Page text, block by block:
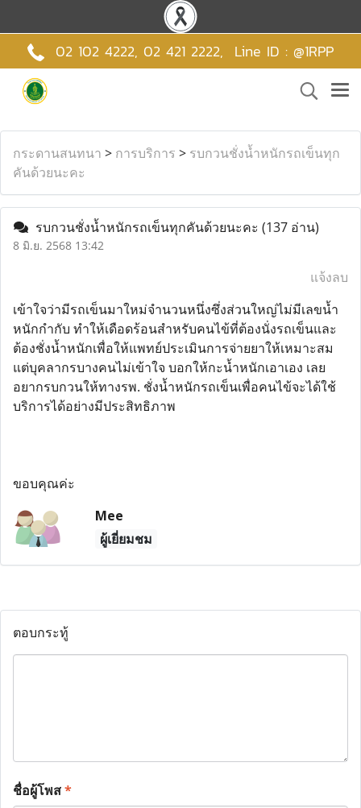
02 102 4222, 02 421 2222, Line ID : @1RPP
กระดานสนทนา > การบริการ > รบกวนชั่งน้ำหนักรถเข็นทุก
คันด้วยนะคะ
รบกวนชั่งน้ำหนักรถเข็นทุกคันด้วยนะคะ (137 อ่าน)
8 มิ.ย. 2568 13:42
แจ้งลบ
เข้าใจว่ามีรถเข็นมาใหม่จำนวนหนึ่งซึ่งส่วนใหญ่ไม่มีเลขน้ำ
หนักกำกับ ทำให้เดือดร้อนสำหรับคนไข้ที่ต้องนั่งรถเข็นและ
ต้องชั่งน้ำหนักเพื่อให้แพทย์ประเมินการจ่ายยาให้เหมาะสม
แต่บุคลากรบางคนไม่เข้าใจ บอกให้กะน้ำหนักเอาเอง เลย
อยากรบกวนให้ทางรพ. ชั่งน้ำหนักรถเข็นเพื่อคนไข้จะได้ใช้
บริการได้อย่างมีประสิทธิภาพ
ขอบคุณค่ะ
Mee
ผู้เยี่ยมชม
ตอบกระทู้
ชื่อผู้โพส*